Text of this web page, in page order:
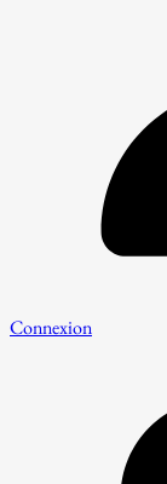
Connexion